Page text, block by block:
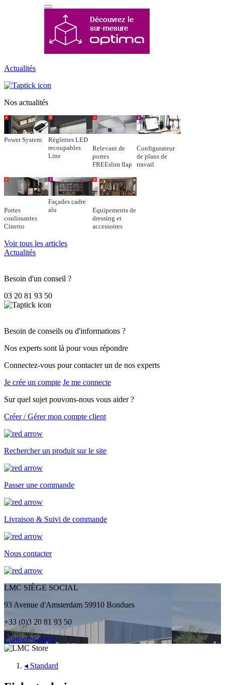
Actualités
Nos actualités
Power System
Réglettes LED
recoupables
Line
Relevant de
portes
FREEslim flap
Configurateur
de plans de
travail
Portes
coulissantes
Cinetto
Façades cadre
alu
Equipements de
dressing et
accessoires
Voir tous les articles
Actualités
Besoin d'un conseil ?
03 20 81 93 50
Besoin de conseils ou d'informations ?
Nos experts sont là pour vous répondre
Connectez-vous pour contacter un de nos experts
Je crée un compte Je me connecte
Sur quel sujet pouvons-nous vous aider ?
Créer / Gérer mon compte client
Rechercher un produit sur le site
Passer une commande
Livraison & Suivi de commande
Nous contacter
LMC SIÈGE SOCIAL
93 Avenue d'Amsterdam 59910 Bondues
+33 (0)3 20 81 93 50
Contactez-nous
◂ Standard